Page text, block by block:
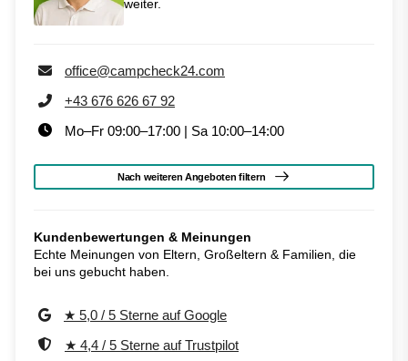
weiter.
office@campcheck24.com
+43 676 626 67 92
Mo–Fr 09:00–17:00 | Sa 10:00–14:00
Nach weiteren Angeboten filtern
Kundenbewertungen & Meinungen
Echte Meinungen von Eltern, Großeltern & Familien, die
bei uns gebucht haben.
★ 5,0 / 5 Sterne auf Google
★ 4,4 / 5 Sterne auf Trustpilot